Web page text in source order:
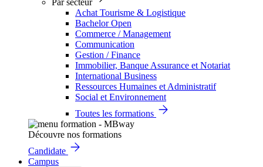
Par secteur
Achat Tourisme & Logistique
Bachelor Open
Commerce / Management
Communication
Gestion / Finance
Immobilier, Banque Assurance et Notariat
International Business
Ressources Humaines et Administratif
Social et Environnement
Toutes les formations
Découvre nos formations
Candidate
Campus